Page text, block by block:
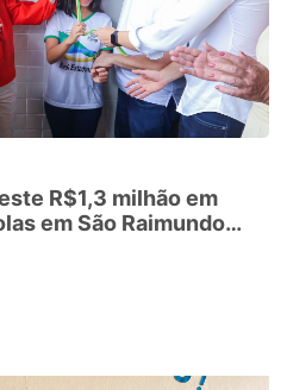
R$1,3 milhão em
em São Raimundo